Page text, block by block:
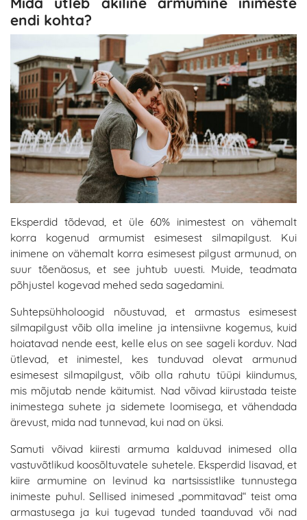
endi kohta?
Eksperdid tõdevad, et üle 60% inimestest on vähemalt
korra kogenud armumist esimesest silmapilgust. Kui
inimene on vähemalt korra esimesest pilgust armunud, on
suur tõenäosus, et see juhtub uuesti. Muide, teadmata
põhjustel kogevad mehed seda sagedamini.
Suhtepsühholoogid nõustuvad, et armastus esimesest
silmapilgust võib olla imeline ja intensiivne kogemus, kuid
hoiatavad nende eest, kelle elus on see sageli korduv. Nad
ütlevad, et inimestel, kes tunduvad olevat armunud
esimesest silmapilgust, võib olla rahutu tüüpi kiindumus,
mis mõjutab nende käitumist. Nad võivad kiirustada teiste
inimestega suhete ja sidemete loomisega, et vähendada
ärevust, mida nad tunnevad, kui nad on üksi.
Samuti võivad kiiresti armuma kalduvad inimesed olla
vastuvõtlikud koosõltuvatele suhetele. Eksperdid lisavad, et
kiire armumine on levinud ka nartsissistlike tunnustega
inimeste puhul. Sellised inimesed „pommitavad“ teist oma
armastusega ja kui tugevad tunded taanduvad või nad